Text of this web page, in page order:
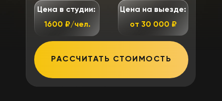
РАССЧИТАТЬ СТОИМОСТЬ
Цена в студии:
Цена на выезде:
1600 ₽/чел.
от 30 000 ₽